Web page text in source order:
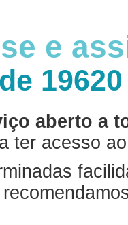
e
aberto a
ter acesso